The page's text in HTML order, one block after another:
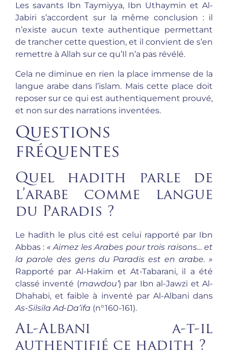
Les savants Ibn Taymiyya, Ibn Uthaymin et Al-
Jabiri s’accordent sur la même conclusion : il
n’existe aucun texte authentique permettant
de trancher cette question, et il convient de s’en
remettre à Allah sur ce qu’Il n’a pas révélé.
Cela ne diminue en rien la place immense de la
langue arabe dans l’islam. Mais cette place doit
reposer sur ce qui est authentiquement prouvé,
et non sur des narrations inventées.
Questions
fréquentes
Quel hadith parle de
l’arabe comme langue
du Paradis ?
Le hadith le plus cité est celui rapporté par Ibn
Abbas : « Aimez les Arabes pour trois raisons… et
la parole des gens du Paradis est en arabe. »
Rapporté par Al-Hakim et At-Tabarani, il a été
classé inventé (mawdou’) par Ibn al-Jawzi et Al-
Dhahabi, et faible à inventé par Al-Albani dans
As-Silsila Ad-Da’ifa (n°160-161).
Al-Albani a-t-il
authentifié ce hadith ?